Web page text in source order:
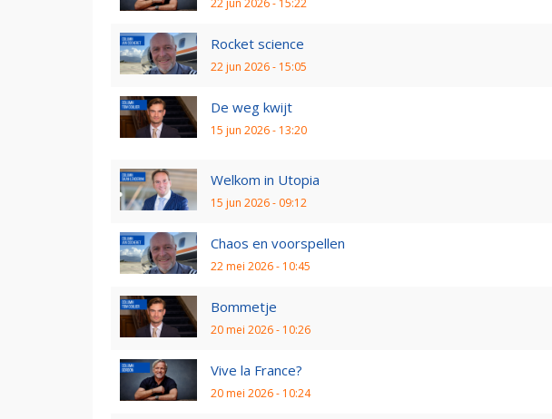
Rocket science
22 jun 2026 - 15:05
De weg kwijt
15 jun 2026 - 13:20
Welkom in Utopia
15 jun 2026 - 09:12
Chaos en voorspellen
22 mei 2026 - 10:45
Bommetje
20 mei 2026 - 10:26
Vive la France?
20 mei 2026 - 10:24